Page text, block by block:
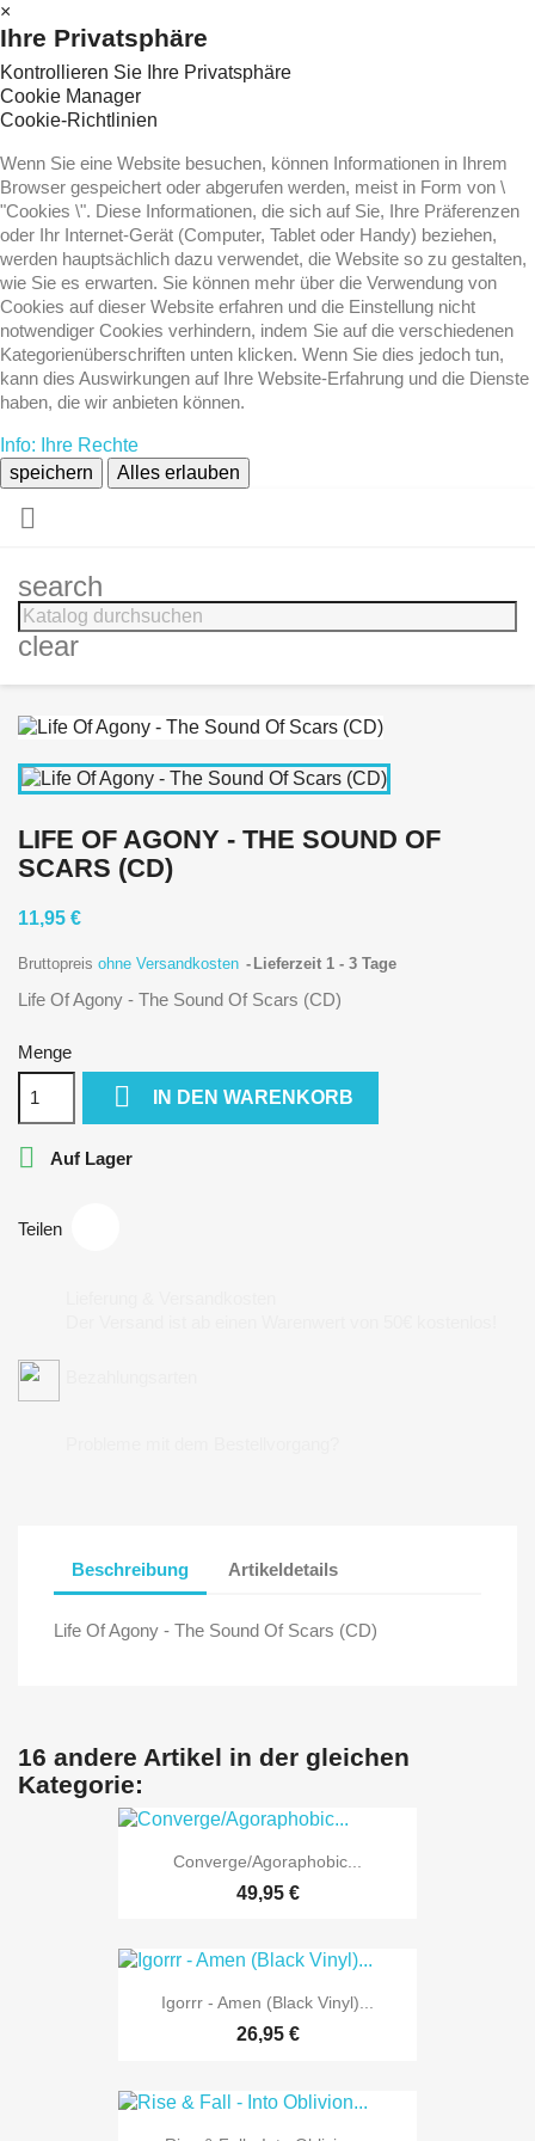
×
Ihre Privatsphäre
Kontrollieren Sie Ihre Privatsphäre
Cookie Manager
Cookie-Richtlinien
Wenn Sie eine Website besuchen, können Informationen in Ihrem
Browser gespeichert oder abgerufen werden, meist in Form von \
"Cookies \". Diese Informationen, die sich auf Sie, Ihre Präferenzen
oder Ihr Internet-Gerät (Computer, Tablet oder Handy) beziehen,
werden hauptsächlich dazu verwendet, die Website so zu gestalten,
wie Sie es erwarten. Sie können mehr über die Verwendung von
Cookies auf dieser Website erfahren und die Einstellung nicht
notwendiger Cookies verhindern, indem Sie auf die verschiedenen
Kategorienüberschriften unten klicken. Wenn Sie dies jedoch tun,
kann dies Auswirkungen auf Ihre Website-Erfahrung und die Dienste
haben, die wir anbieten können.
Info: Ihre Rechte
speichern
Alles erlauben

search
clear
LIFE OF AGONY - THE SOUND OF
SCARS (CD)
11,95 €
Bruttopreis ohne Versandkosten Lieferzeit 1 - 3 Tage
Life Of Agony - The Sound Of Scars (CD)
Menge
 IN DEN WARENKORB
 Auf Lager
Teilen
Beschreibung Artikeldetails
Life Of Agony - The Sound Of Scars (CD)
16 andere Artikel in der gleichen
Kategorie:
Converge/Agoraphobic...
49,95 €
Igorrr - Amen (Black Vinyl)...
26,95 €